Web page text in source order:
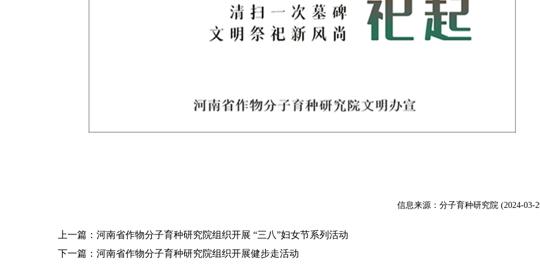
信息来源：分子育种研究院 (2024-03-
上一篇：河南省作物分子育种研究院组织开展 “三八”妇女节系列活动
下一篇：河南省作物分子育种研究院组织开展健步走活动